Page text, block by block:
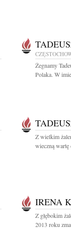
Żegnamy
Polaka. W
Z wielkim
wieczną wartę
IRENA
Z głębokim
2013 roku